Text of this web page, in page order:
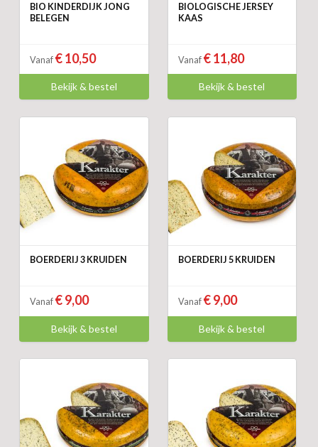
BIO KINDERDIJK JONG
BELEGEN
Vanaf € 10,50
Bekijk & bestel
BIOLOGISCHE JERSEY
KAAS
Vanaf € 11,80
Bekijk & bestel
BOERDERIJ 3 KRUIDEN
Vanaf € 9,00
Bekijk & bestel
BOERDERIJ 5 KRUIDEN
Vanaf € 9,00
Bekijk & bestel